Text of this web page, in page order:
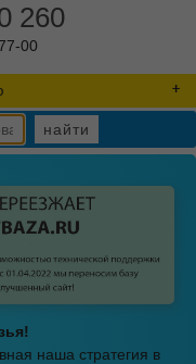
260
00
найти
наша стратегия в